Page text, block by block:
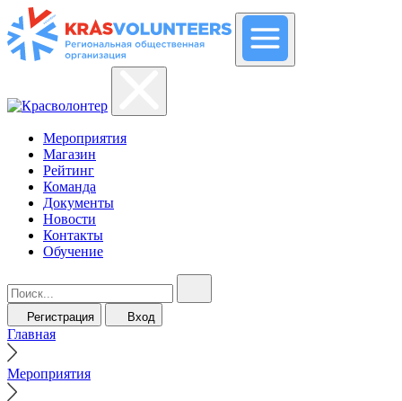
Мероприятия
Магазин
Рейтинг
Команда
Документы
Новости
Контакты
Обучение
Регистрация Вход
Главная
Мероприятия